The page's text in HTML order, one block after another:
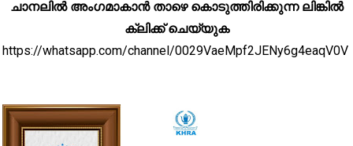
ചാനലിൽ അംഗമാകാൻ താഴെ കൊടുത്തിരിക്കുന്ന ലിങ്കിൽ
ക്ലിക്ക് ചെയ്യുക
https://whatsapp.com/channel/0029VaeMpf2JENy6g4eaqV0V